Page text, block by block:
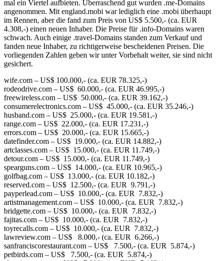
mal ein Viertel aufbieten. Überraschend gut wurden .me-Domains
angenommen. Mit england.mobi war lediglich eine .mobi überhaupt
im Rennen, aber die fand zum Preis von US$ 5.500,- (ca. EUR
4.308,-) einen neuen Inhaber. Die Preise für .info-Domains waren
schwach. Auch einige .travel-Domains standen zum Verkauf und
fanden neue Inhaber, zu richtigerweise bescheidenen Preisen. Die
vorliegenden Zahlen geben wir unter Vorbehalt weiter, sie sind nicht
gesichert.
wife.com – US$ 100.000,- (ca. EUR 78.325,-)
rodeodrive.com – US$ 60.000,- (ca. EUR 46.995,-)
freewireless.com – US$ 50.000,- (ca. EUR 39.162,-)
consumerelectronics.com – US$ 45.000,- (ca. EUR 35.246,-)
husband.com – US$ 25.000,- (ca. EUR 19.581,-)
range.com – US$ 22.000,- (ca. EUR 17.231,-)
errors.com – US$ 20.000,- (ca. EUR 15.665,-)
datefinder.com – US$ 19.000,- (ca. EUR 14.882,-)
artclasses.com – US$ 15.000,- (ca. EUR 11.749,-)
detour.com – US$ 15.000,- (ca. EUR 11.749,-)
spearguns.com – US$ 14.000,- (ca. EUR 10.965,-)
golfbag.com – US$ 13.000,- (ca. EUR 10.182,-)
reserved.com – US$ 12.500,- (ca. EUR 9.791,-)
payperlead.com – US$ 10.000,- (ca. EUR 7.832,-)
artistmanagement.com – US$ 10.000,- (ca. EUR 7.832,-)
bridgette.com – US$ 10.000,- (ca. EUR 7.832,-)
fajitas.com – US$ 10.000,- (ca. EUR 7.832,-)
toyrecalls.com – US$ 10.000,- (ca. EUR 7.832,-)
lawreview.com – US$ 8.000,- (ca. EUR 6.266,-)
sanfranciscorestaurant.com – US$ 7.500,- (ca. EUR 5.874,-)
petbirds.com – US$ 7.500,- (ca. EUR 5.874,-)